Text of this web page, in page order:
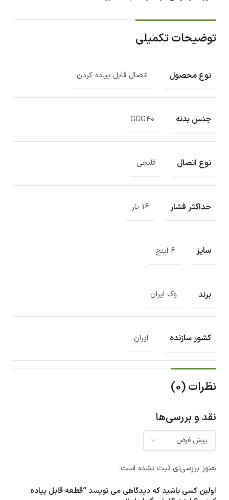
توضیحات تکمیلی
نوع محصول اتصال قابل پیاده کردن
جنس بدنه GGG40
نوع اتصال فلنجی
حداکثر فشار 16 بار
سایز 6 اینچ
برند وگ ایران
کشور سازنده ایران
نظرات (0)
نقد و بررسی‌ها
هنوز بررسی‌ای ثبت نشده است.
اولین کسی باشید که دیدگاهی می نویسد “قطعه قابل پیاده